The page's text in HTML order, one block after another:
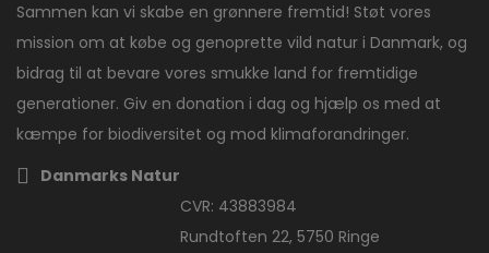
Sammen kan vi skabe en grønnere fremtid! Støt vores
mission om at købe og genoprette vild natur i Danmark, og
bidrag til at bevare vores smukke land for fremtidige
generationer. Giv en donation i dag og hjælp os med at
kæmpe for biodiversitet og mod klimaforandringer.
Danmarks Natur
CVR: 43883984
Rundtoften 22, 5750 Ringe